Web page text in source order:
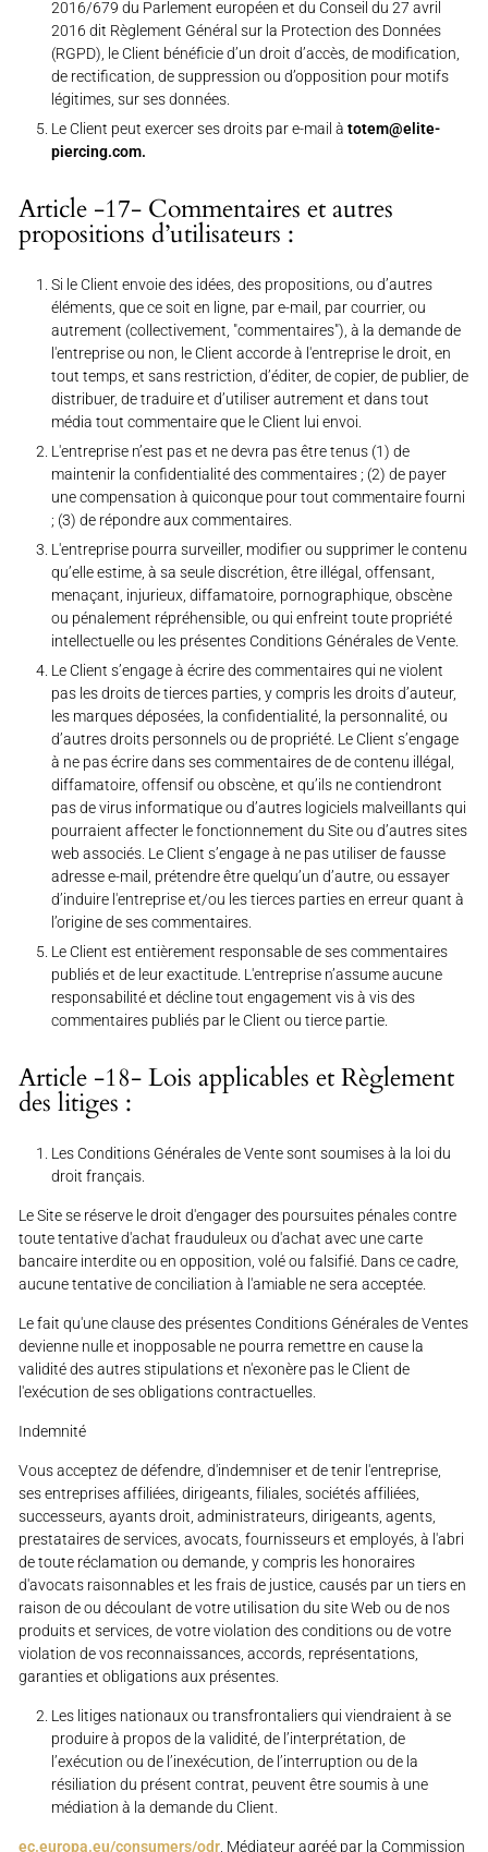
2016/679 du Parlement européen et du Conseil du 27 avril
2016 dit Règlement Général sur la Protection des Données
(RGPD), le Client bénéficie d’un droit d’accès, de modification,
de rectification, de suppression ou d’opposition pour motifs
légitimes, sur ses données.
Le Client peut exercer ses droits par e-mail à totem@elite-
piercing.com.
Article -17- Commentaires et autres
propositions d’utilisateurs :
Si le Client envoie des idées, des propositions, ou d’autres
éléments, que ce soit en ligne, par e-mail, par courrier, ou
autrement (collectivement, "commentaires"), à la demande de
l'entreprise ou non, le Client accorde à l'entreprise le droit, en
tout temps, et sans restriction, d’éditer, de copier, de publier, de
distribuer, de traduire et d’utiliser autrement et dans tout
média tout commentaire que le Client lui envoi.
L'entreprise n’est pas et ne devra pas être tenus (1) de
maintenir la confidentialité des commentaires ; (2) de payer
une compensation à quiconque pour tout commentaire fourni
; (3) de répondre aux commentaires.
L'entreprise pourra surveiller, modifier ou supprimer le contenu
qu’elle estime, à sa seule discrétion, être illégal, offensant,
menaçant, injurieux, diffamatoire, pornographique, obscène
ou pénalement répréhensible, ou qui enfreint toute propriété
intellectuelle ou les présentes Conditions Générales de Vente.
Le Client s’engage à écrire des commentaires qui ne violent
pas les droits de tierces parties, y compris les droits d’auteur,
les marques déposées, la confidentialité, la personnalité, ou
d’autres droits personnels ou de propriété. Le Client s’engage
à ne pas écrire dans ses commentaires de de contenu illégal,
diffamatoire, offensif ou obscène, et qu’ils ne contiendront
pas de virus informatique ou d’autres logiciels malveillants qui
pourraient affecter le fonctionnement du Site ou d’autres sites
web associés. Le Client s’engage à ne pas utiliser de fausse
adresse e-mail, prétendre être quelqu’un d’autre, ou essayer
d’induire l'entreprise et/ou les tierces parties en erreur quant à
l’origine de ses commentaires.
Le Client est entièrement responsable de ses commentaires
publiés et de leur exactitude. L'entreprise n’assume aucune
responsabilité et décline tout engagement vis à vis des
commentaires publiés par le Client ou tierce partie.
Article -18- Lois applicables et Règlement
des litiges :
Les Conditions Générales de Vente sont soumises à la loi du
droit français.
Le Site se réserve le droit d'engager des poursuites pénales contre
toute tentative d'achat frauduleux ou d'achat avec une carte
bancaire interdite ou en opposition, volé ou falsifié. Dans ce cadre,
aucune tentative de conciliation à l'amiable ne sera acceptée.
Le fait qu'une clause des présentes Conditions Générales de Ventes
devienne nulle et inopposable ne pourra remettre en cause la
validité des autres stipulations et n'exonère pas le Client de
l'exécution de ses obligations contractuelles.
Indemnité
Vous acceptez de défendre, d'indemniser et de tenir l'entreprise,
ses entreprises affiliées, dirigeants, filiales, sociétés affiliées,
successeurs, ayants droit, administrateurs, dirigeants, agents,
prestataires de services, avocats, fournisseurs et employés, à l'abri
de toute réclamation ou demande, y compris les honoraires
d'avocats raisonnables et les frais de justice, causés par un tiers en
raison de ou découlant de votre utilisation du site Web ou de nos
produits et services, de votre violation des conditions ou de votre
violation de vos reconnaissances, accords, représentations,
garanties et obligations aux présentes.
Les litiges nationaux ou transfrontaliers qui viendraient à se
produire à propos de la validité, de l’interprétation, de
l’exécution ou de l’inexécution, de l’interruption ou de la
résiliation du présent contrat, peuvent être soumis à une
médiation à la demande du Client.
ec.europa.eu/consumers/odr , Médiateur agréé par la Commission